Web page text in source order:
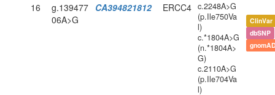
16
g.139477
06A>G
CA394821812 ERCC4 c.2248A>G
(p.Ile750Va
l)
c.*1804A>G
(n.*1804A>
G)
c.2110A>G
(p.Ile704Va
l)
ClinVar
dbSNP